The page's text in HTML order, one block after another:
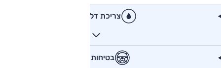
צריכת דלק
בטיחות